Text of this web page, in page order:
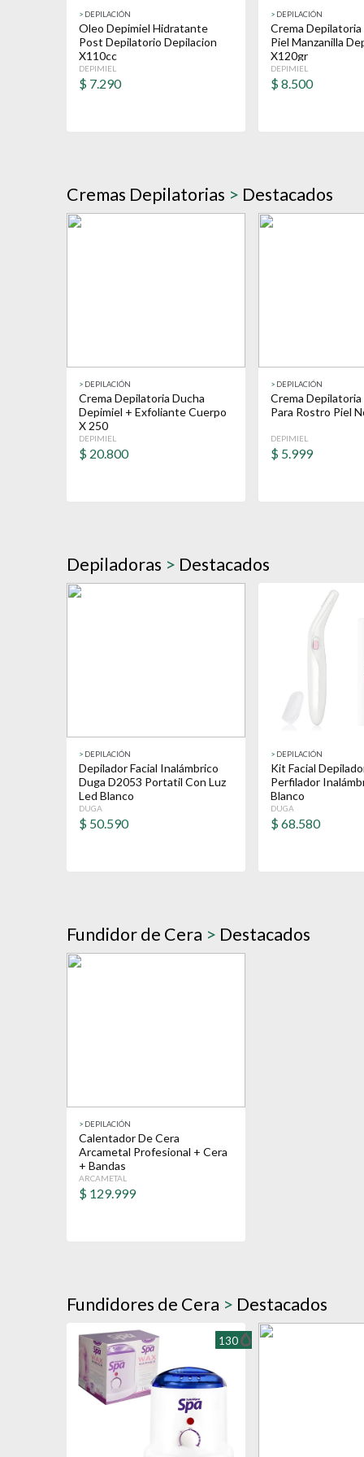
> DEPILACIÓN
Oleo Depimiel Hidratante
Post Depilatorio Depilacion
X110cc
DEPIMIEL
$ 7.290
> DEPILACIÓN
Crema
Piel Manzanilla
X120gr
DEPIMIEL
$8.500
Cremas Depilatorias > Destacados
> DEPILACIÓN
Crema Depilatoria Ducha
Depimiel + Exfoliante Cuerpo
X 250
DEPIMIEL
$ 20.800
> DEPILACIÓN
Crema Depilatoria
Para Rostro Piel
DEPIMIEL
$ 5.999
Depiladoras > Destacados
> DEPILACIÓN
Depilador Facial Inalámbrico
Duga D2053 Portatil Con Luz
Led Blanco
DUGA
$ 50.590
> DEPILACIÓN
Kit Facial
Perfilador
Blanco
DUGA
$68.580
Fundidor de Cera > Destacados
> DEPILACIÓN
Calentador De Cera
Arcametal Profesional + Cera
+ Bandas
ARCAMETAL
$ 129.999
Fundidores de Cera > Destacados
130